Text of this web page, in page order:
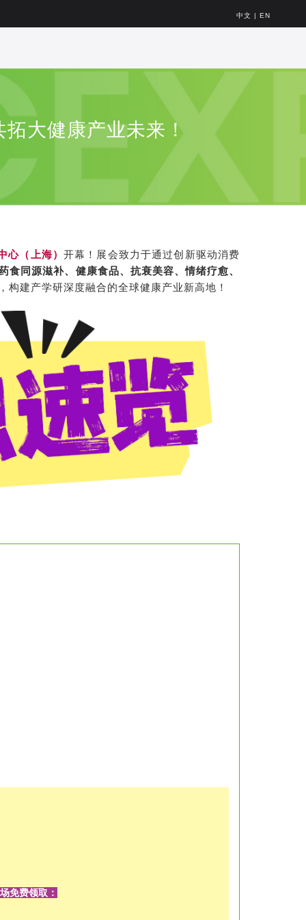
中文 | EN
大健康产业未来！​
心（上海）开幕！展会致力于通过创新驱动消费
食同源滋补、健康食品、抗衰美容、情绪疗愈、
建产学研深度融合的全球健康产业新高地！
免费领取：